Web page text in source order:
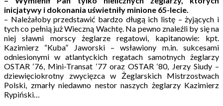
inicjatywy i dokonania uświetniły minione 65-lecie.
– Należałoby przedstawić bardzo długą ich listę – żyjących i
tych co pełnią już Wieczną Wachtę. Na pewno znaleźli by się na
niej sławni morscy żeglarze regatowi, kapitanowie: kpt.
Kazimierz “Kuba” Jaworski – wsławiony m.in. sukcesami
odniesionymi w atlantyckich regatach samotnych żeglarzy
OSTAR ‘76, Mini-Transat ‘77 oraz OSTAR ‘80, Jerzy Siudy –
dziewięciokrotny zwycięzca w Żeglarskich Mistrzostwach
Polski, zmarły niedawno nestor naszych żeglarzy Kazimierz
Rypiński…